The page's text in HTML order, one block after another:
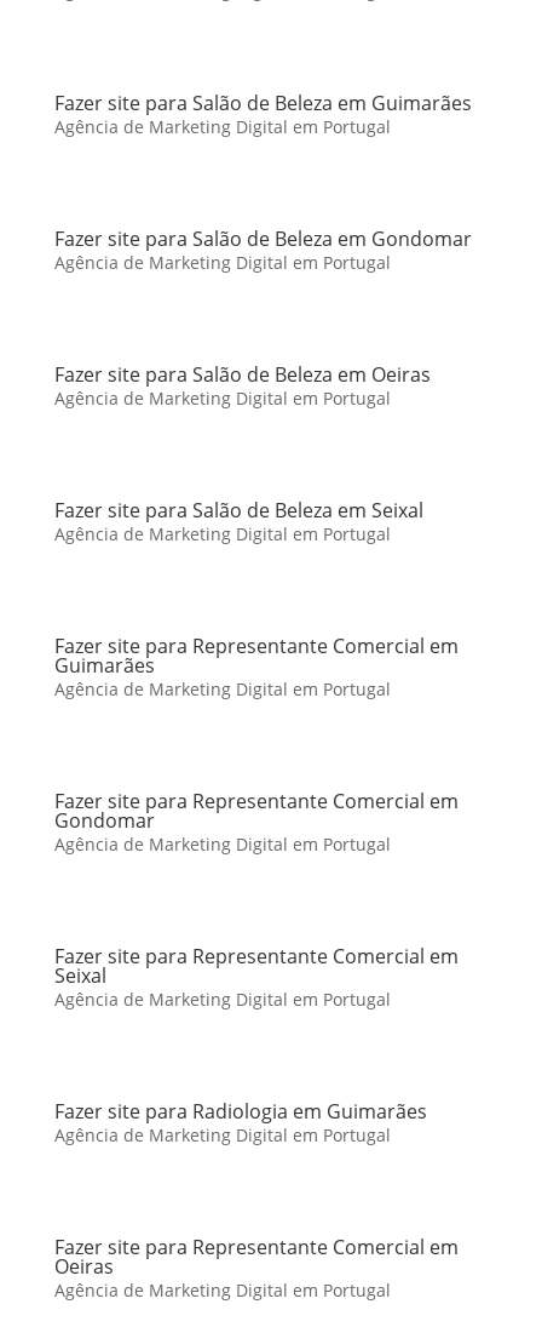
Fazer site para Salão de Beleza em Guimarães
Agência de Marketing Digital em Portugal
Fazer site para Salão de Beleza em Gondomar
Agência de Marketing Digital em Portugal
Fazer site para Salão de Beleza em Oeiras
Agência de Marketing Digital em Portugal
Fazer site para Salão de Beleza em Seixal
Agência de Marketing Digital em Portugal
Fazer site para Representante Comercial em
Guimarães
Agência de Marketing Digital em Portugal
Fazer site para Representante Comercial em
Gondomar
Agência de Marketing Digital em Portugal
Fazer site para Representante Comercial em
Seixal
Agência de Marketing Digital em Portugal
Fazer site para Radiologia em Guimarães
Agência de Marketing Digital em Portugal
Fazer site para Representante Comercial em
Oeiras
Agência de Marketing Digital em Portugal